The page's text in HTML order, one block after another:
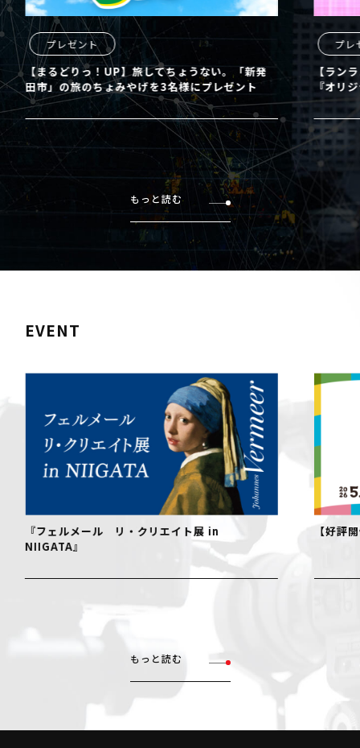
プレゼント
【まるどりっ！UP】旅してちょうない。「新発
田市」の旅のちょみやげを3名様にプレゼント
プレ
【ラン
『オリ
もっと読む
EVENT
『フェルメール リ・クリエイト展 in
NIIGATA』
【好評
もっと読む